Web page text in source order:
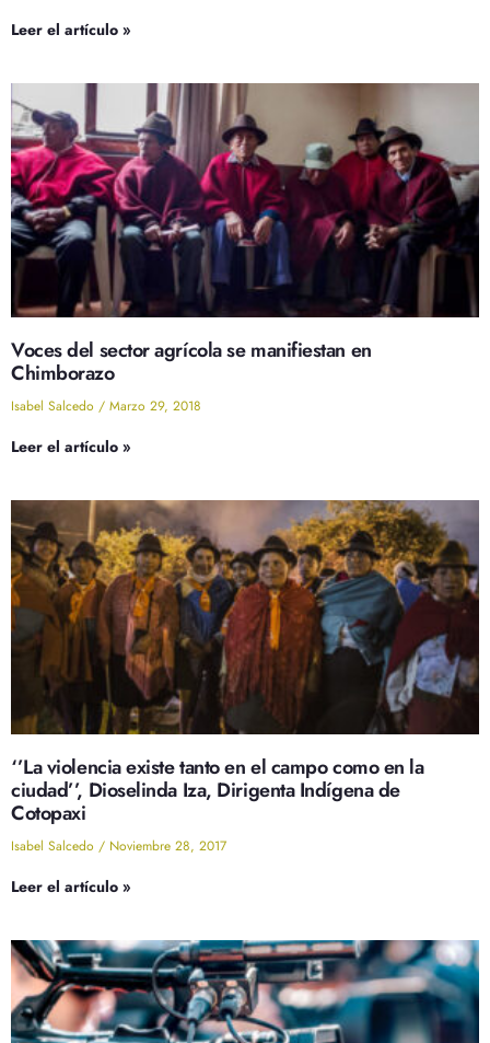
Leer el artículo »
Voces del sector agrícola se manifiestan en
Chimborazo
Isabel Salcedo Marzo 29, 2018
Leer el artículo »
‘’La violencia existe tanto en el campo como en la
ciudad’’, Dioselinda Iza, Dirigenta Indígena de
Cotopaxi
Isabel Salcedo Noviembre 28, 2017
Leer el artículo »